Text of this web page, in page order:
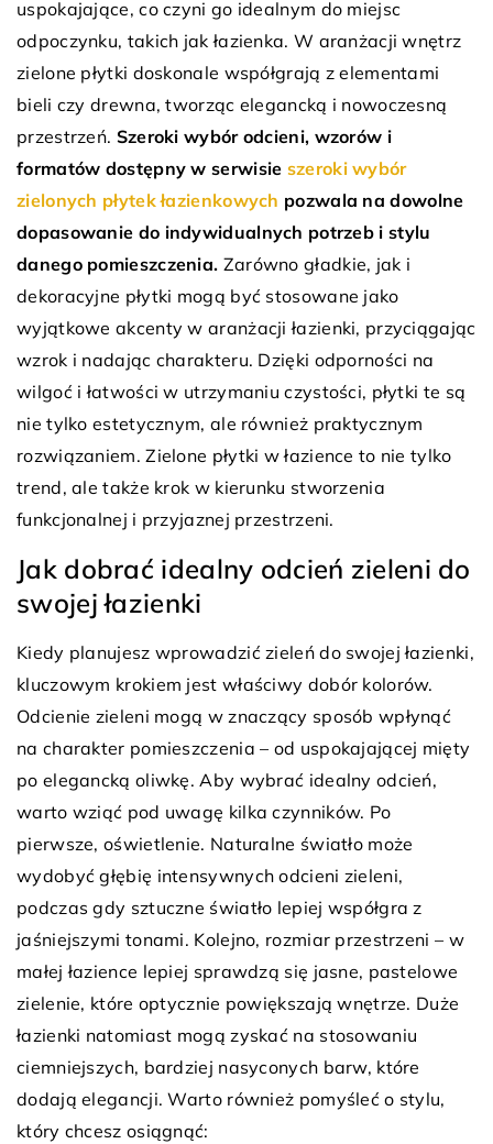
uspokajające, co czyni go idealnym do miejsc
odpoczynku, takich jak łazienka. W aranżacji wnętrz
zielone płytki doskonale współgrają z elementami
bieli czy drewna, tworząc elegancką i nowoczesną
przestrzeń. Szeroki wybór odcieni, wzorów i
formatów dostępny w serwisie szeroki wybór
zielonych płytek łazienkowych pozwala na dowolne
dopasowanie do indywidualnych potrzeb i stylu
danego pomieszczenia. Zarówno gładkie, jak i
dekoracyjne płytki mogą być stosowane jako
wyjątkowe akcenty w aranżacji łazienki, przyciągając
wzrok i nadając charakteru. Dzięki odporności na
wilgoć i łatwości w utrzymaniu czystości, płytki te są
nie tylko estetycznym, ale również praktycznym
rozwiązaniem. Zielone płytki w łazience to nie tylko
trend, ale także krok w kierunku stworzenia
funkcjonalnej i przyjaznej przestrzeni.
Jak dobrać idealny odcień zieleni do
swojej łazienki
Kiedy planujesz wprowadzić zieleń do swojej łazienki,
kluczowym krokiem jest właściwy dobór kolorów.
Odcienie zieleni mogą w znaczący sposób wpłynąć
na charakter pomieszczenia – od uspokajającej mięty
po elegancką oliwkę. Aby wybrać idealny odcień,
warto wziąć pod uwagę kilka czynników. Po
pierwsze, oświetlenie. Naturalne światło może
wydobyć głębię intensywnych odcieni zieleni,
podczas gdy sztuczne światło lepiej współgra z
jaśniejszymi tonami. Kolejno, rozmiar przestrzeni – w
małej łazience lepiej sprawdzą się jasne, pastelowe
zielenie, które optycznie powiększają wnętrze. Duże
łazienki natomiast mogą zyskać na stosowaniu
ciemniejszych, bardziej nasyconych barw, które
dodają elegancji. Warto również pomyśleć o stylu,
który chcesz osiągnąć: